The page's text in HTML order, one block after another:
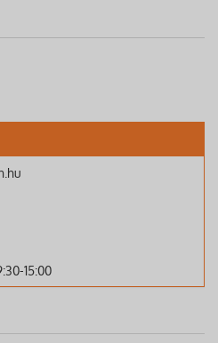
15:00